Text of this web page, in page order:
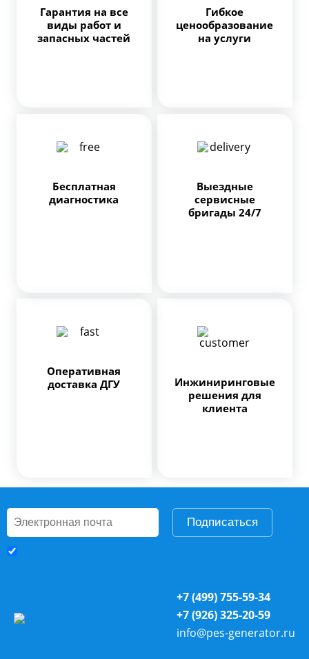
Гарантия на все
виды работ и
запасных частей
Гибкое
ценообразование
на услуги
Бесплатная
диагностика
Выездные
сервисные
бригады 24/7
Оперативная
доставка ДГУ
Инжиниринговые
решения для
клиента
Подписаться
+7 (499) 755-59-34
+7 (926) 325-20-59
info@pes-generator.ru